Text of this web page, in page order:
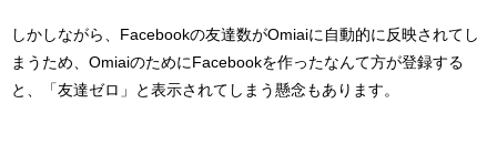
しかしながら、Facebookの友達数がOmiaiに自動的に反映されてし
まうため、OmiaiのためにFacebookを作ったなんて方が登録する
と、「友達ゼロ」と表示されてしまう懸念もあります。